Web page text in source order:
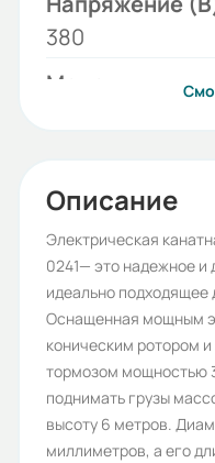
380
Модель:
2
Высота
6
Двигатель
3
Бренд:
ESQ
Описание
Электрическая
0241— это надежное и
идеально подходящее
Оснащенная мощным
коническим ротором
тормозом мощностью
поднимать грузы
высоту 6 метров.
миллиметров, а его